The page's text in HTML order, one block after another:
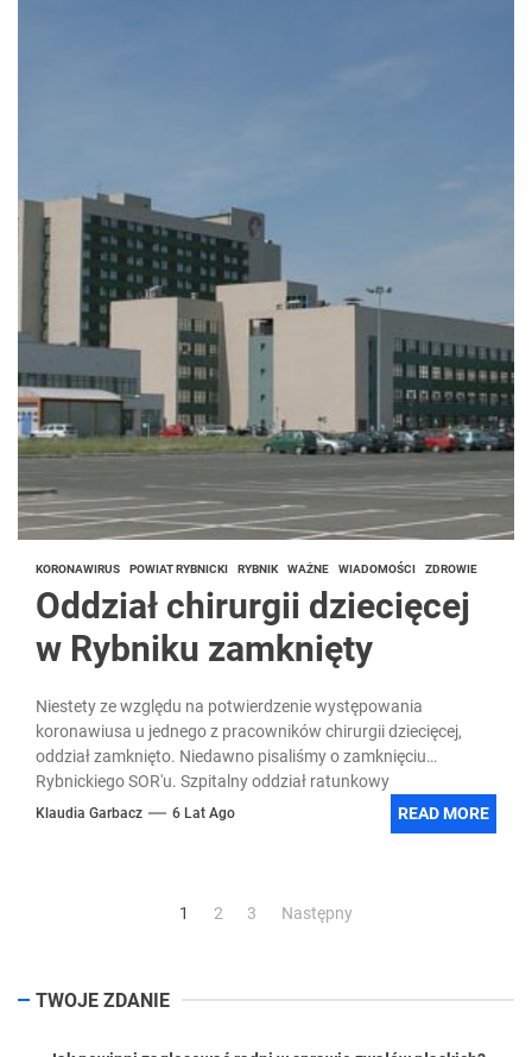
KORONAWIRUS POWIAT RYBNICKI RYBNIK WAŻNE WIADOMOŚCI ZDROWIE
Oddział chirurgii dziecięcej
w Rybniku zamknięty
Niestety ze względu na potwierdzenie występowania
koronawiusa u jednego z pracowników chirurgii dziecięcej,
oddział zamknięto. Niedawno pisaliśmy o zamknięciu
Rybnickiego SOR'u. Szpitalny oddział ratunkowy
przy Wojewódzkim...
Klaudia Garbacz 6 Lat Ago READ MORE
1 2 3 Następny
TWOJE ZDANIE